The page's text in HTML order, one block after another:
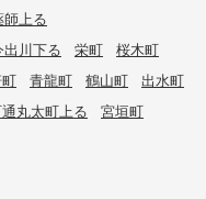
上る
川下る 栄町
桜木町
青龍町 鶴山町
出水町
丸太町上る
宮垣町